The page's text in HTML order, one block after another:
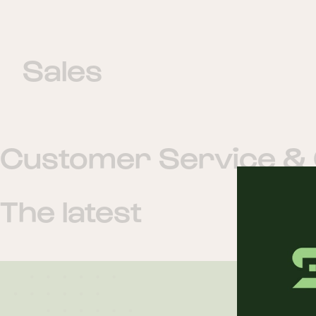
Sales
Customer Service &
The latest